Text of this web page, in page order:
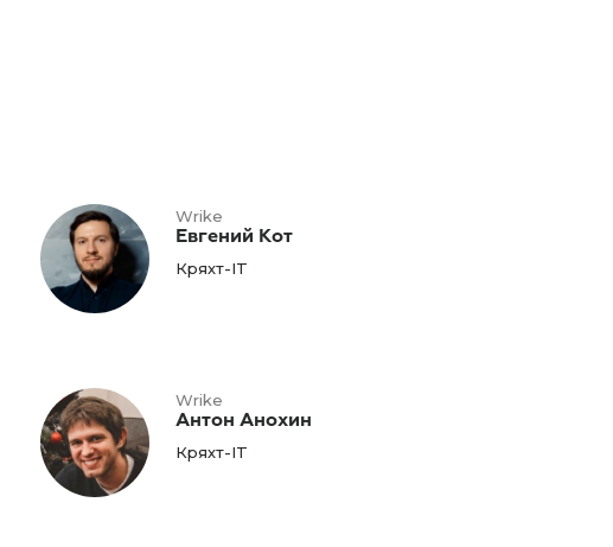
Wrike
Евгений Кот
Кряхт-IT
Wrike
Антон Анохин
Кряхт-IT